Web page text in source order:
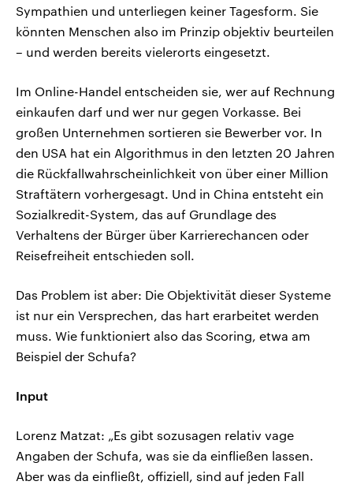
Sympathien und unterliegen keiner Tagesform. Sie
könnten Menschen also im Prinzip objektiv beurteilen
– und werden bereits vielerorts eingesetzt.
Im Online-Handel entscheiden sie, wer auf Rechnung
einkaufen darf und wer nur gegen Vorkasse. Bei
großen Unternehmen sortieren sie Bewerber vor. In
den USA hat ein Algorithmus in den letzten 20 Jahren
die Rückfallwahrscheinlichkeit von über einer Million
Straftätern vorhergesagt. Und in China entsteht ein
Sozialkredit-System, das auf Grundlage des
Verhaltens der Bürger über Karrierechancen oder
Reisefreiheit entschieden soll.
Das Problem ist aber: Die Objektivität dieser Systeme
ist nur ein Versprechen, das hart erarbeitet werden
muss. Wie funktioniert also das Scoring, etwa am
Beispiel der Schufa?
Input
Lorenz Matzat: „Es gibt sozusagen relativ vage
Angaben der Schufa, was sie da einfließen lassen.
Aber was da einfließt, offiziell, sind auf jeden Fall